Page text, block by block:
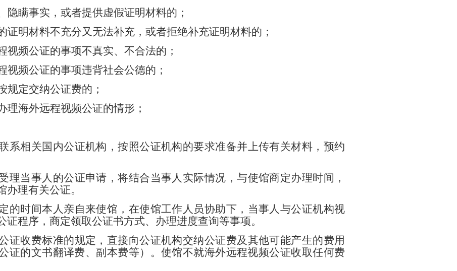
隐瞒事实，或者提供虚假证明材料的；
证明材料不充分又无法补充，或者拒绝补充证明材料的；
视频公证的事项不真实、不合法的；
视频公证的事项违背社会公德的；
规定交纳公证费的；
理海外远程视频公证的情形；
系相关国内公证机构，按照公证机构的要求准备并上传有关材料，预约
理当事人的公证申请，将结合当事人实际情况，与使馆商定办理时间，
理有关公证。
的时间本人亲自来使馆，在使馆工作人员协助下，当事人与公证机构视
证程序，商定领取公证书方式、办理进度查询等事项。
证收费标准的规定，直接向公证机构交纳公证费及其他可能产生的费用
证的文书翻译费、副本费等）。使馆不就海外远程视频公证收取任何费